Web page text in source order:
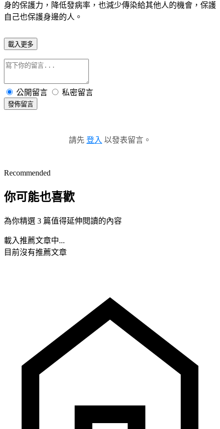
身的保護力，降低發病率，也減少傳染給其他人的機會，保護
自己也保護身邊的人。
載入更多
公開留言 私密留言
發佈留言
請先 登入 以發表留言。
Recommended
你可能也喜歡
為你精選 3 篇值得延伸閱讀的內容
載入推薦文章中...
目前沒有推薦文章